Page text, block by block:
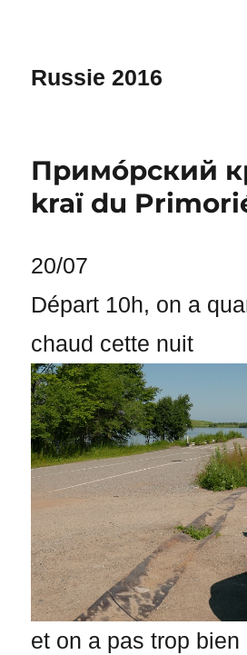
Russie 2016
Примо́рский
kraï du
20/07
Départ 10h, on a
chaud cette nuit
et on a pas trop bien